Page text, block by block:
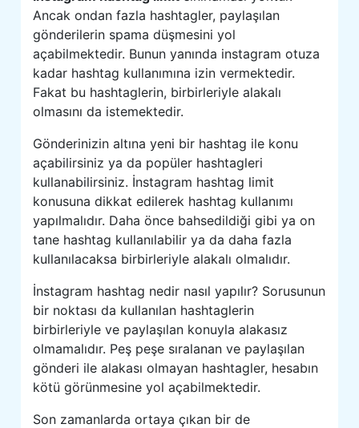
Ancak ondan fazla hashtagler, paylaşılan
gönderilerin spama düşmesini yol
açabilmektedir. Bunun yanında instagram otuza
kadar hashtag kullanımına izin vermektedir.
Fakat bu hashtaglerin, birbirleriyle alakalı
olmasını da istemektedir.
Gönderinizin altına yeni bir hashtag ile konu
açabilirsiniz ya da popüler hashtagleri
kullanabilirsiniz. İnstagram hashtag limit
konusuna dikkat edilerek hashtag kullanımı
yapılmalıdır. Daha önce bahsedildiği gibi ya on
tane hashtag kullanılabilir ya da daha fazla
kullanılacaksa birbirleriyle alakalı olmalıdır.
İnstagram hashtag nedir nasıl yapılır? Sorusunun
bir noktası da kullanılan hashtaglerin
birbirleriyle ve paylaşılan konuyla alakasız
olmamalıdır. Peş peşe sıralanan ve paylaşılan
gönderi ile alakası olmayan hashtagler, hesabın
kötü görünmesine yol açabilmektedir.
Son zamanlarda ortaya çıkan bir de